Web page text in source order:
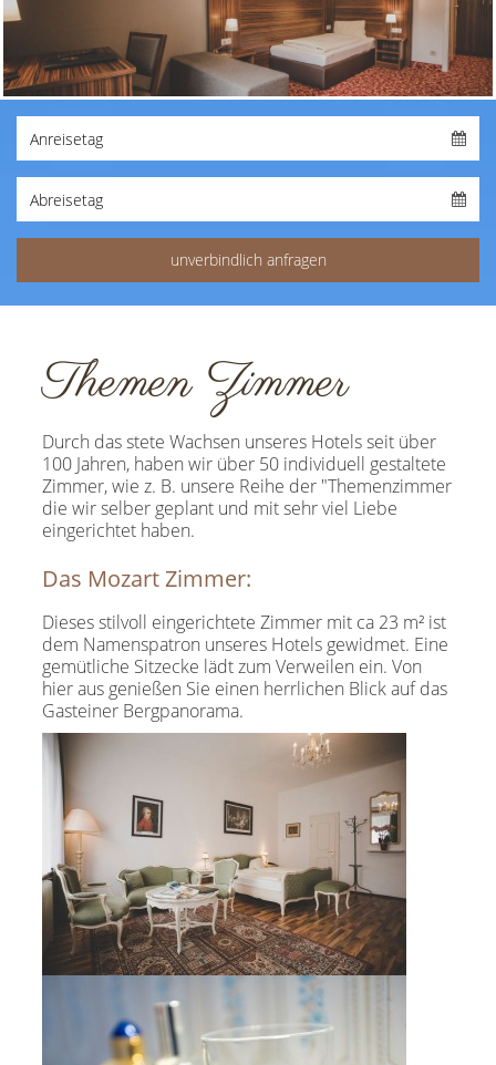
Themen Zimmer
Durch das stete Wachsen unseres Hotels seit über
100 Jahren, haben wir über 50 individuell gestaltete
Zimmer, wie z. B. unsere Reihe der "Themenzimmer
die wir selber geplant und mit sehr viel Liebe
eingerichtet haben.
Das Mozart Zimmer:
Dieses stilvoll eingerichtete Zimmer mit ca 23 m² ist
dem Namenspatron unseres Hotels gewidmet. Eine
gemütliche Sitzecke lädt zum Verweilen ein. Von
hier aus genießen Sie einen herrlichen Blick auf das
Gasteiner Bergpanorama.